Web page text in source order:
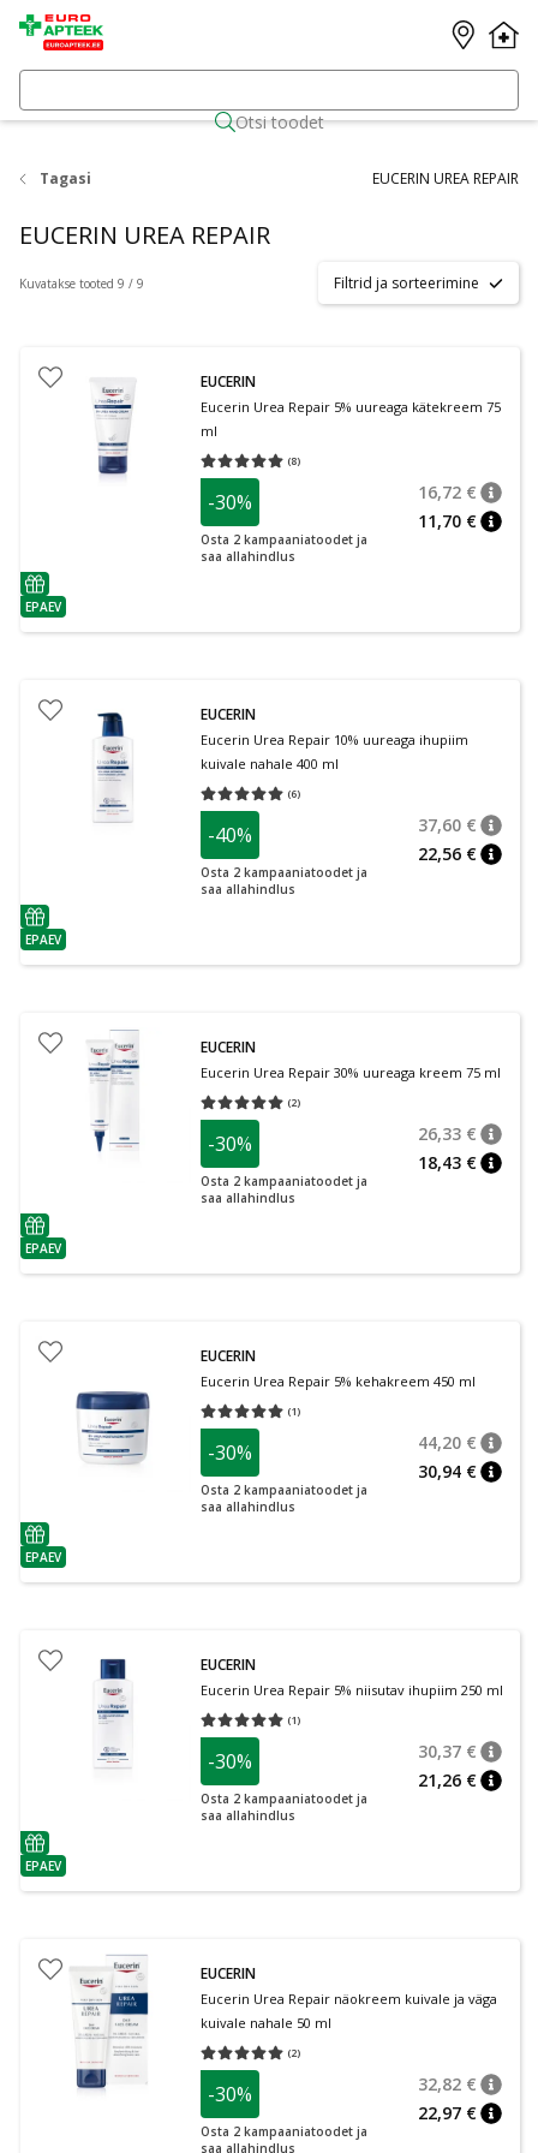
Otsi toodet
Tagasi EUCERIN UREA REPAIR
EUCERIN UREA REPAIR
Kuvatakse tooted 9 / 9 Filtrid ja sorteerimine
nõuanne
EPAEV
nõuanne
EUCERIN
Eucerin Urea Repair 5% uureaga kätekreem 75
ml
(8)
Keskmine hinnang 5.00
-30%
Osta 2 kampaaniatoodet ja
saa allahindlus
16,72 €
11,70 €
nõuanne
EPAEV
nõuanne
EUCERIN
Eucerin Urea Repair 10% uureaga ihupiim
kuivale nahale 400 ml
(6)
Keskmine hinnang 5.00
-40%
Osta 2 kampaaniatoodet ja
saa allahindlus
37,60 €
22,56 €
nõuanne
EPAEV
nõuanne
EUCERIN
Eucerin Urea Repair 30% uureaga kreem 75 ml
(2)
Keskmine hinnang 5.00
-30%
Osta 2 kampaaniatoodet ja
saa allahindlus
26,33 €
18,43 €
nõuanne
EPAEV
nõuanne
EUCERIN
Eucerin Urea Repair 5% kehakreem 450 ml
(1)
Keskmine hinnang 5.00
-30%
Osta 2 kampaaniatoodet ja
saa allahindlus
44,20 €
30,94 €
nõuanne
EPAEV
nõuanne
EUCERIN
Eucerin Urea Repair 5% niisutav ihupiim 250 ml
(1)
Keskmine hinnang 5.00
-30%
Osta 2 kampaaniatoodet ja
saa allahindlus
30,37 €
21,26 €
EUCERIN
Eucerin Urea Repair näokreem kuivale ja väga
kuivale nahale 50 ml
(2)
Keskmine hinnang 5.00
-30%
Osta 2 kampaaniatoodet ja
saa allahindlus
32,82 €
22,97 €